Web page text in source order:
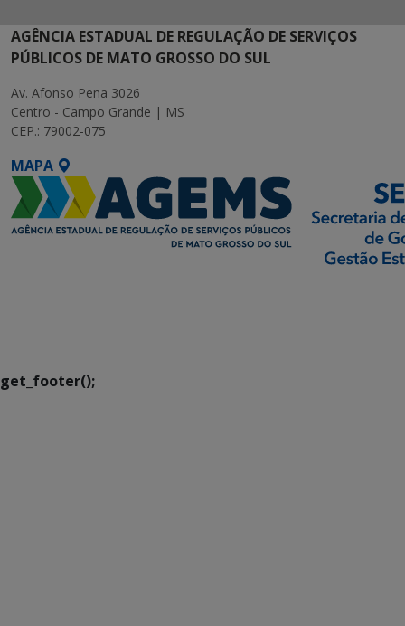
AGÊNCIA ESTADUAL DE REGULAÇÃO DE SERVIÇOS
PÚBLICOS DE MATO GROSSO DO SUL
Av. Afonso Pena 3026
Centro - Campo Grande | MS
CEP.: 79002-075
MAPA
get_footer();